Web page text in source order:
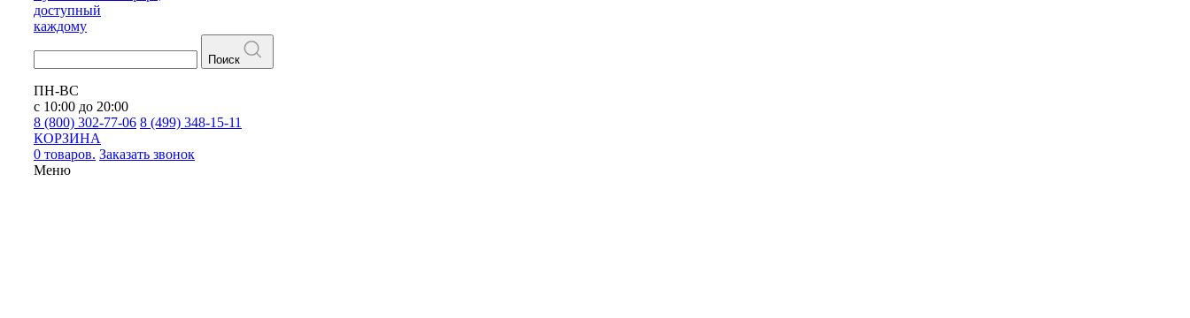
доступный
каждому
Поиск
ПН-ВС
с 10:00 до 20:00
8 (800) 302-77-06 8 (499) 348-15-11
КОРЗИНА
0 товаров. Заказать звонок
Меню